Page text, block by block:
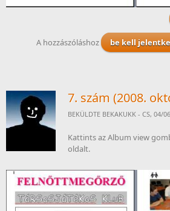
A hozzászóláshoz be kell
7. szám (2008.
BEKÜLDTE BEKAKUKK - CS, 04/
Kattints az Album view
oldalt.